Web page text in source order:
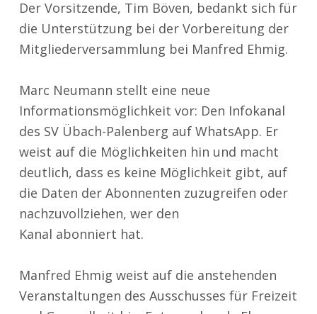
Der Vorsitzende, Tim Böven, bedankt sich für
die Unterstützung bei der Vorbereitung der
Mitgliederversammlung bei Manfred Ehmig.
Marc Neumann stellt eine neue
Informationsmöglichkeit vor: Den Infokanal
des SV Übach-Palenberg auf WhatsApp. Er
weist auf die Möglichkeiten hin und macht
deutlich, dass es keine Möglichkeit gibt, auf
die Daten der Abonnenten zuzugreifen oder
nachzuvollziehen, wer den
Kanal abonniert hat.
Manfred Ehmig weist auf die anstehenden
Veranstaltungen des Ausschusses für Freizeit